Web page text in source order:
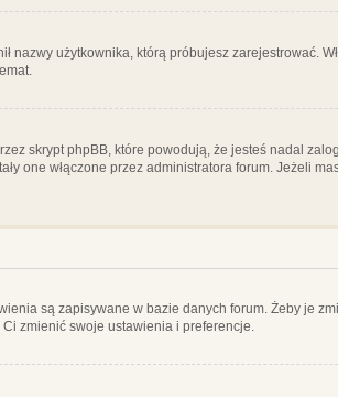
nazwy użytkownika, którą próbujesz zarejestrować.
skrypt phpBB, które powodują, że jesteś nadal
one włączone przez administratora forum. Jeżeli
są zapisywane w bazie danych forum. Żeby je
zmienić swoje ustawienia i preferencje.